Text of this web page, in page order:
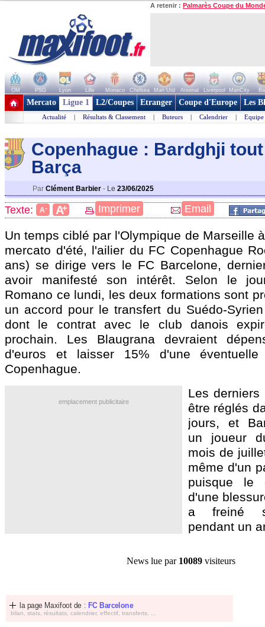
A retenir : Palmarès Coupe du
OM PSG Lyon Lille Monaco Chelsea Man Utd Arsenal Liverpool ManCity
+ de clubs
Mercato Ligue 1 L2/Coupes Etranger Coupe d'Europe Les
Actualité | Résultats & Classement | Buteurs | Calendrier | Equipe
Copenhague : Bardghji
Barça
Par Clément Barbier - Le 23/06/2025
Texte: A- A+ Imprimer Email
Un temps ciblé par l'Olympique de Marseille
mercato d'été, l'ailier du FC Copenhague
ans) se dirige vers le FC Barcelone,
avoir manifesté son intérêt. Selon le
Romano ce lundi, les deux formations sont
un accord pour le transfert du Suédo-
dont le contrat avec le club danois
prochain. Les Blaugrana devraient
d'euros et laisser 15% d'une
Copenhague.
emplacement publicitaire
Les derniers
être réglés
jours, et
un joueur
mois de
même d'un
puisque le
d'une
a freiné
pendant un
News lue par 10089 visiteurs
la page Maxifoot de : FC Barcelone
bilan, stats, résultats, calendrier, effectif, transferts, ...